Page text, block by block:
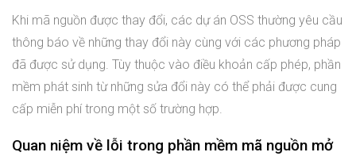
Khi mã nguồn được thay đổi, các dự án OSS thường yêu cầu
thông báo về những thay đổi này cùng với các phương pháp
đã được sử dụng. Tùy thuộc vào điều khoản cấp phép, phần
mềm phát sinh từ những sửa đổi này có thể phải được cung
cấp miễn phí trong một số trường hợp.
Quan niệm về lỗi trong phần mềm mã nguồn mở